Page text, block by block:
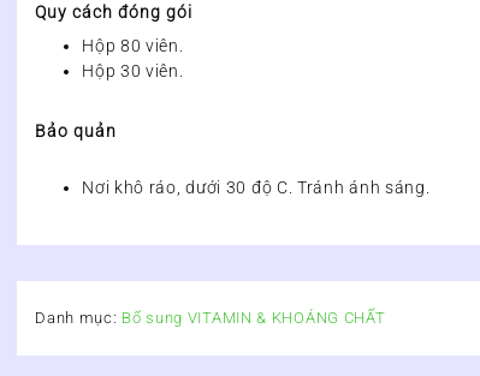
Quy cách đóng gói
Hộp 80 viên.
Hộp 30 viên.
Bảo quản
Nơi khô ráo, dưới 30 độ C. Tránh ánh sáng.
Danh mục: Bổ sung VITAMIN & KHOÁNG CHẤT